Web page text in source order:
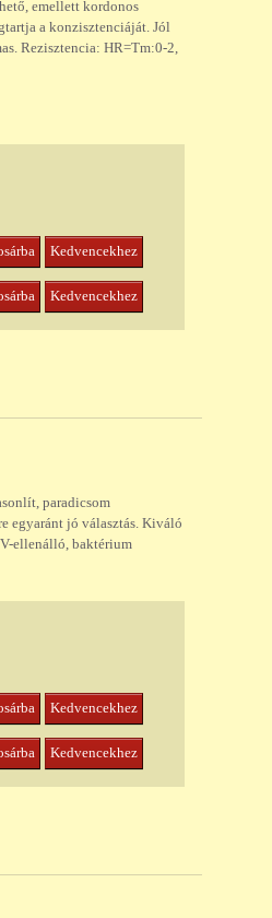
emellett kordonos
a konzisztenciáját. Jól
Rezisztencia: HR=Tm:0-2,
Kedvencekhez
Kedvencekhez
paradicsom
egyaránt jó választás. Kiváló
ellenálló, baktérium
Kedvencekhez
Kedvencekhez